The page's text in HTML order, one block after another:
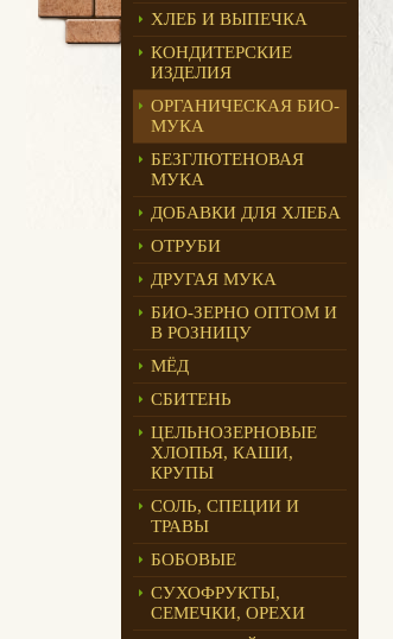
Едлин Хлеб
ХЛЕБ И ВЫПЕЧКА
КОНДИТЕРСКИЕ
ИЗДЕЛИЯ
ОРГАНИЧЕСКАЯ БИО-
МУКА
БЕЗГЛЮТЕНОВАЯ
МУКА
ДОБАВКИ ДЛЯ ХЛЕБА
ОТРУБИ
ДРУГАЯ МУКА
БИО-ЗЕРНО ОПТОМ И
В РОЗНИЦУ
МЁД
СБИТЕНЬ
ЦЕЛЬНОЗЕРНОВЫЕ
ХЛОПЬЯ, КАШИ,
КРУПЫ
СОЛЬ, СПЕЦИИ И
ТРАВЫ
БОБОВЫЕ
СУХОФРУКТЫ,
СЕМЕЧКИ, ОРЕХИ